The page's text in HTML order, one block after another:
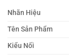
Nhãn Hiệu
Tên Sản Phẩm
Kiểu Nối